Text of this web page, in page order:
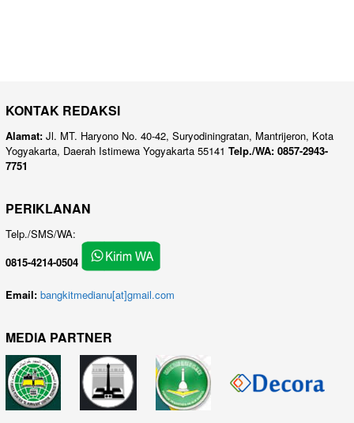
KONTAK REDAKSI
Alamat: Jl. MT. Haryono No. 40-42, Suryodiningratan, Mantrijeron, Kota
Yogyakarta, Daerah Istimewa Yogyakarta 55141 Telp./WA: 0857-2943-
7751
PERIKLANAN
Telp./SMS/WA:
0815-4214-0504
Email: bangkitmedianu[at]gmail.com
MEDIA PARTNER